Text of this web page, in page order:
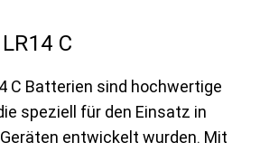
C
C Batterien sind hochwertige
speziell für den Einsatz in
entwickelt wurden. Mit